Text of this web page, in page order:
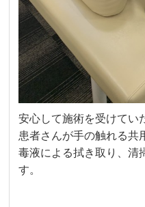
安心して施術を受けてい
患者さんが手の触れる共
毒液による拭き取り、清
す。